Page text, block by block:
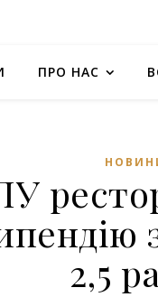
ПРО НАС
2,5